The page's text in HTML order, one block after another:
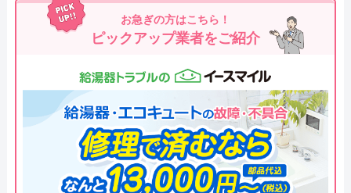
お急ぎの方はこちら！
ピックアップ業者をご紹介